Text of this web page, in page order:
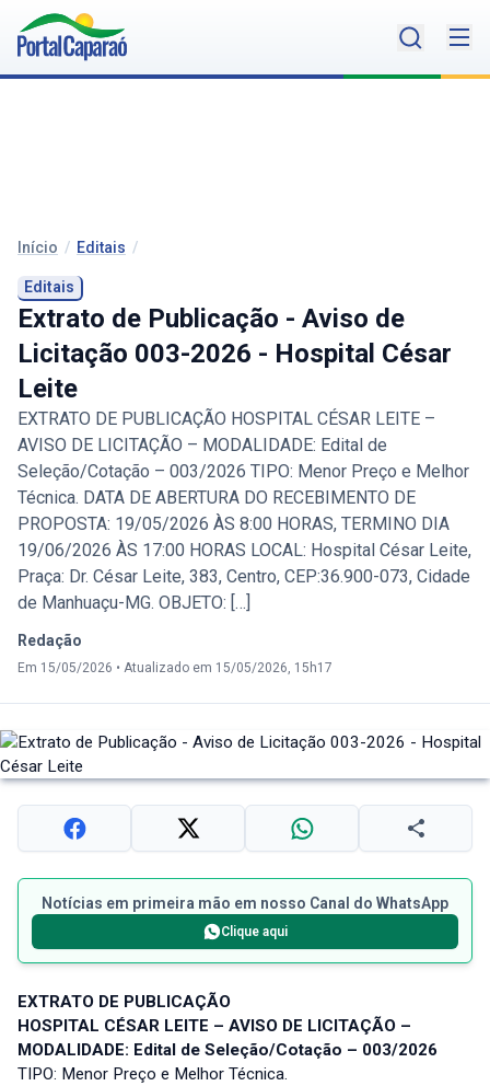
Início / Editais /
Editais
Extrato de Publicação - Aviso de
Licitação 003-2026 - Hospital César
Leite
EXTRATO DE PUBLICAÇÃO HOSPITAL CÉSAR LEITE –
AVISO DE LICITAÇÃO – MODALIDADE: Edital de
Seleção/Cotação – 003/2026 TIPO: Menor Preço e Melhor
Técnica. DATA DE ABERTURA DO RECEBIMENTO DE
PROPOSTA: 19/05/2026 ÀS 8:00 HORAS, TERMINO DIA
19/06/2026 ÀS 17:00 HORAS LOCAL: Hospital César Leite,
Praça: Dr. César Leite, 383, Centro, CEP:36.900-073, Cidade
de Manhuaçu-MG. OBJETO: […]
Redação
Em 15/05/2026 • Atualizado em 15/05/2026, 15h17
Notícias em primeira mão em nosso Canal do WhatsApp
Clique aqui
EXTRATO DE PUBLICAÇÃO
HOSPITAL CÉSAR LEITE – AVISO DE LICITAÇÃO –
MODALIDADE: Edital de Seleção/Cotação – 003/2026
TIPO: Menor Preço e Melhor Técnica.